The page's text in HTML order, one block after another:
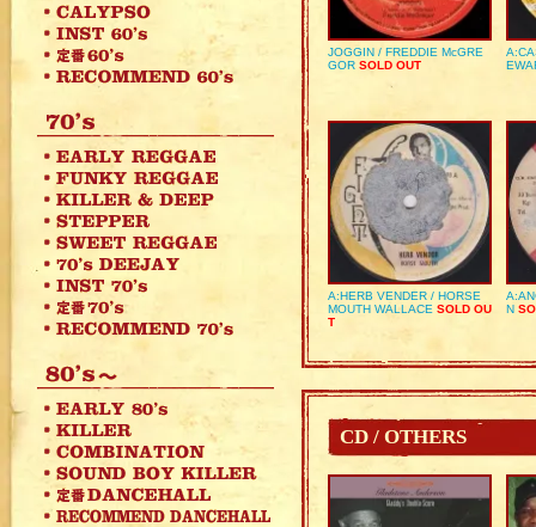
JOGGIN / FREDDIE McGRE
GOR SOLD OUT
A:HERB VENDER / HORSE
MOUTH WALLACE SOLD OU
T
N
CD / OTHERS